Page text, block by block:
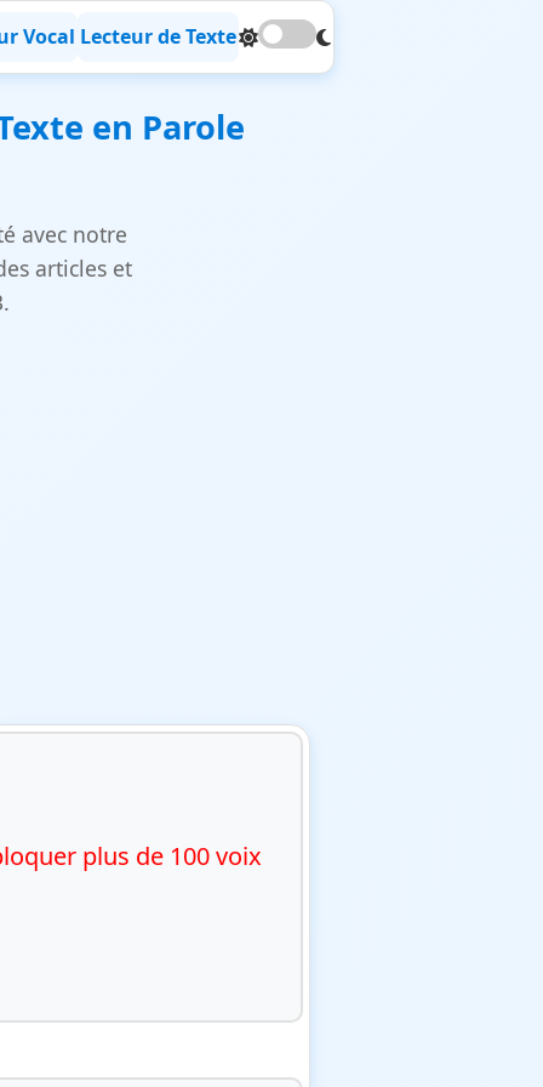
Vocal Lecteur de Texte
en Parole
avec notre
articles et
plus de 100 voix